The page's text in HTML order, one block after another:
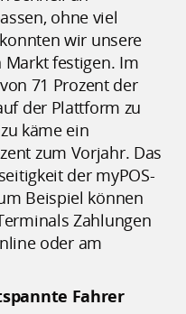
ohne viel
wir unsere
Markt festigen. Im
71 Prozent der
der Plattform zu
käme ein
zum Vorjahr. Das
der myPOS-
Beispiel können
Zahlungen
oder am
Fahrer